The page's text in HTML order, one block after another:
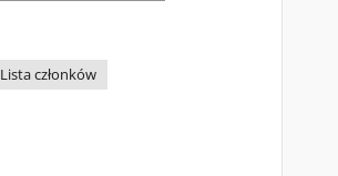
Lista członków